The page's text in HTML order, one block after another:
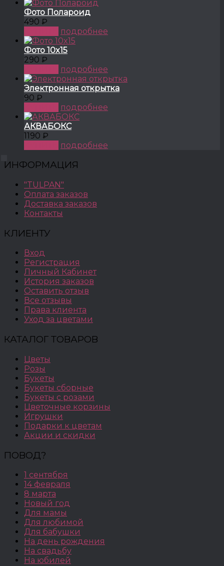
Фото Полароид
490 ₽
подробнее
Фото 10x15
290 ₽
подробнее
Электронная открытка
90 ₽
подробнее
АКВАБОКС
1190 ₽
подробнее
ИНФОРМАЦИЯ
"TULPAN"
Оплата заказов
Доставка заказов
Контакты
КЛИЕНТУ
Вход
Регистрация
Личный Кабинет
История заказов
Оставить отзыв
Все отзывы
Права клиента
Уход за цветами
КАТАЛОГ ТОВАРОВ
Цветы
Розы
Букеты
Букеты сборные
Букеты с розами
Цветочные корзины
Игрушки
Подарки к цветам
Акции и скидки
ПОВОД?
1 сентября
14 февраля
8 марта
Новый год
Для мамы
Для любимой
Для бабушки
На день рождения
На свадьбу
На юбилей